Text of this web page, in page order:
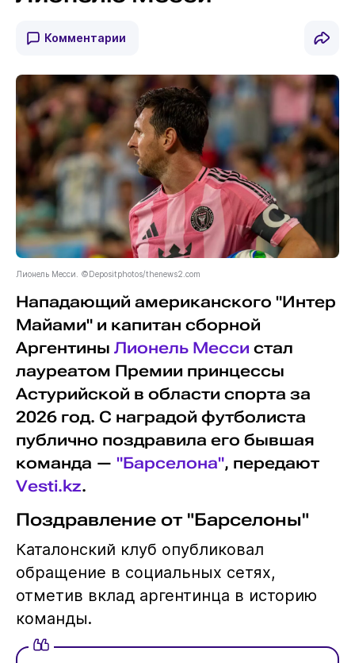
Комментарии
Лионель Месси. ©Depositphotos/thenews2.com
Нападающий американского "Интер
Майами" и капитан сборной
Аргентины Лионель Месси стал
лауреатом Премии принцессы
Астурийской в области спорта за
2026 год. С наградой футболиста
публично поздравила его бывшая
команда — "Барселона", передают
Vesti.kz.
Поздравление от "Барселоны"
Каталонский клуб опубликовал
обращение в социальных сетях,
отметив вклад аргентинца в историю
команды.